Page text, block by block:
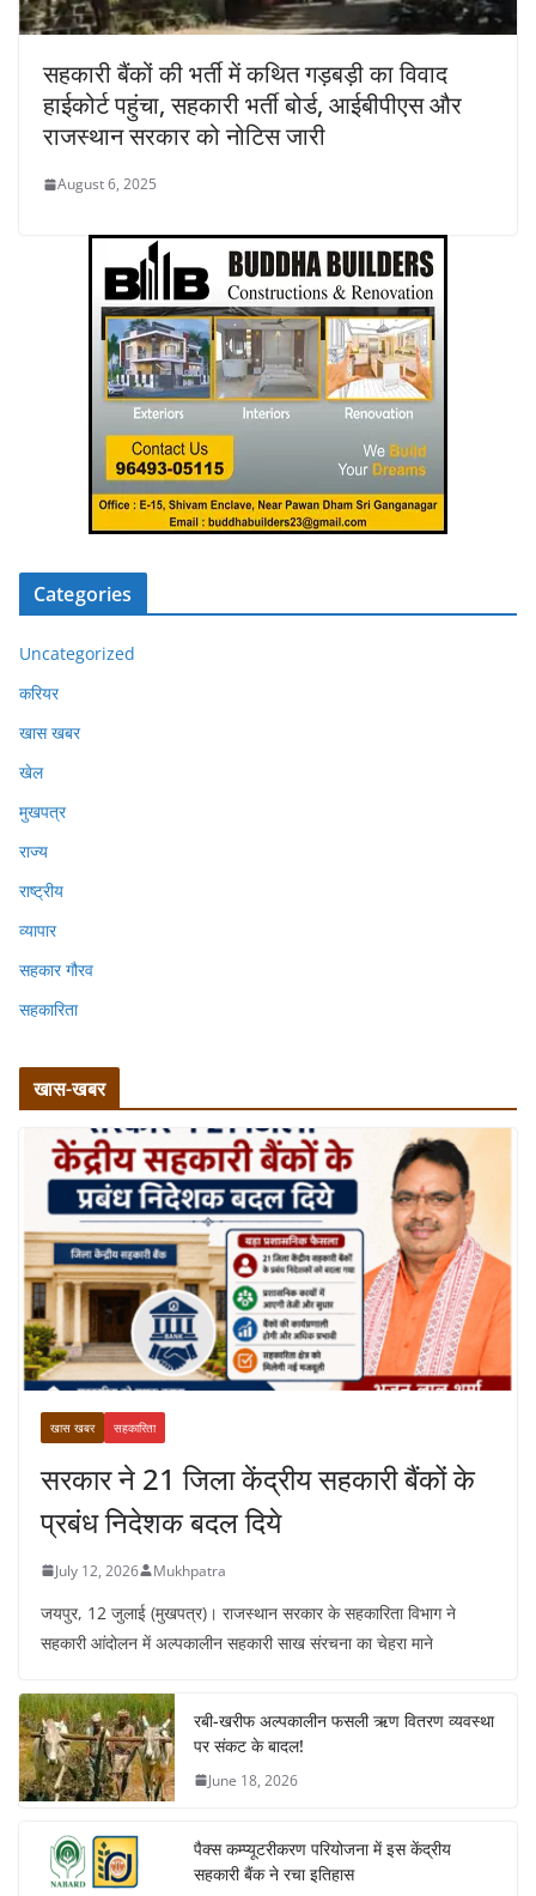
सहकारी बैंकों की भर्ती में कथित गड़बड़ी का विवाद
हाईकोर्ट पहुंचा, सहकारी भर्ती बोर्ड, आईबीपीएस और
राजस्थान सरकार को नोटिस जारी
August 6, 2025
Categories
Uncategorized
करियर
खास खबर
खेल
मुखपत्र
राज्य
राष्ट्रीय
व्यापार
सहकार गौरव
सहकारिता
खास-खबर
खास खबर सहकारिता
सरकार ने 21 जिला केंद्रीय सहकारी बैंकों के
प्रबंध निदेशक बदल दिये
July 12, 2026 Mukhpatra
जयपुर, 12 जुलाई (मुखपत्र)। राजस्थान सरकार के सहकारिता विभाग ने
सहकारी आंदोलन में अल्पकालीन सहकारी साख संरचना का चेहरा माने
रबी-खरीफ अल्पकालीन फसली ऋण वितरण व्यवस्था
पर संकट के बादल!
June 18, 2026
पैक्स कम्प्यूटरीकरण परियोजना में इस केंद्रीय
सहकारी बैंक ने रचा इतिहास